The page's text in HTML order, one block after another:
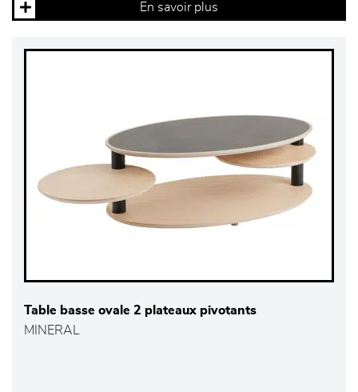
En savoir plus
Table basse ovale 2 plateaux pivotants
MINERAL